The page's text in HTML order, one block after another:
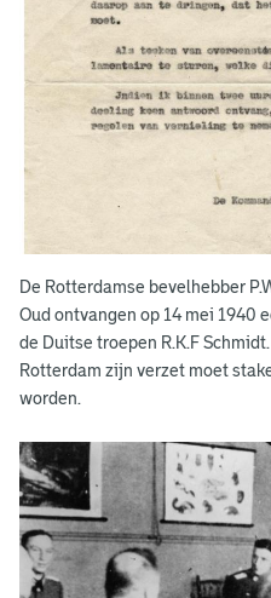
De Rotterdamse bevelhebber
Oud ontvangen op 14 mei 1940
de Duitse troepen R.K.F
Rotterdam zijn verzet moet
worden.